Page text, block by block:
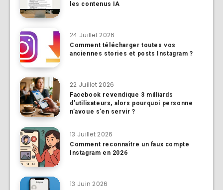
les contenus IA
24 Juillet 2026
Comment télécharger toutes vos
anciennes stories et posts Instagram ?
22 Juillet 2026
Facebook revendique 3 milliards
d’utilisateurs, alors pourquoi personne
n’avoue s’en servir ?
13 Juillet 2026
Comment reconnaître un faux compte
Instagram en 2026
13 Juin 2026